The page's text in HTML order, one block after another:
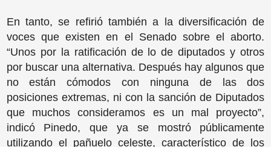
En tanto, se refirió también a la diversificación de
voces que existen en el Senado sobre el aborto.
“Unos por la ratificación de lo de diputados y otros
por buscar una alternativa. Después hay algunos que
no están cómodos con ninguna de las dos
posiciones extremas, ni con la sanción de Diputados
que muchos consideramos es un mal proyecto”,
indicó Pinedo, que ya se mostró públicamente
utilizando el pañuelo celeste, característico de los